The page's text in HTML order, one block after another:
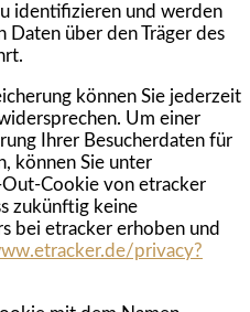
identifizieren und werden
Daten über den Träger des
können Sie jederzeit
Um einer
Ihrer Besucherdaten für
können Sie unter
Cookie von etracker
zukünftig keine
bei etracker erhoben und
privacy?